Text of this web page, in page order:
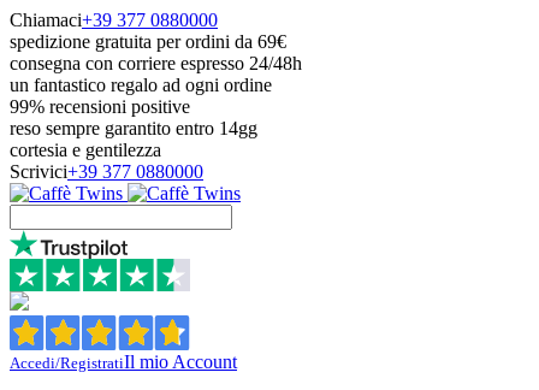
Chiamaci+39 377 0880000
spedizione gratuita per ordini da 69€
consegna con corriere espresso 24/48h
un fantastico regalo ad ogni ordine
99% recensioni positive
reso sempre garantito entro 14gg
cortesia e gentilezza
Scrivici+39 377 0880000
Accedi/RegistratiIl mio Account